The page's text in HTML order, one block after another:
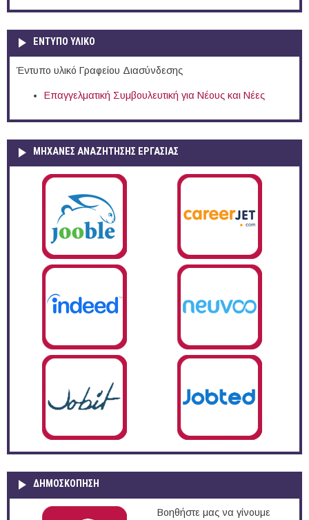
ΕΝΤΥΠΟ ΥΛΙΚΟ
Έντυπο υλικό Γραφείου Διασύνδεσης
Επαγγελματική Συμβουλευτική για Νέους και Νέες
ΜΗΧΑΝΕΣ ΑΝΑΖΗΤΗΣΗΣ ΕΡΓΑΣΙΑΣ
ΔΗΜΟΣΚΌΠΗΣΗ
Βοηθήστε μας να γίνουμε